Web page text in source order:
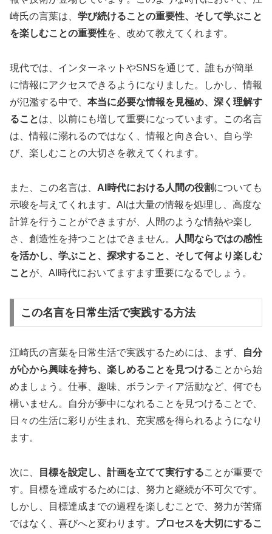
崎氏の言葉は、 学び続けることの重要性、そして学ぶこと
を楽しむことの重要性を、改めて教えてくれます。
現代では、インターネットやSNSを通じて、誰もが簡単
に情報にアクセスできるようになりました。しかし、情報
が氾濫する中で、 本当に必要な情報を見極め、深く理解す
ることは、以前にも増して重要になっています。この名言
は、情報に溺れるのではなく、情報と向き合い、自ら学
び、楽しむことの大切さを教えてくれます。
また、この名言は、 AI時代における人間の役割についても
示唆を与えてくれます。AIは大量の情報を処理し、高度な
計算を行うことができますが、人間のような情熱や楽し
さ、創造性を持つことはできません。
人間ならではの感性
を活かし、学ぶこと、探求すること、そして何より楽しむ
ことが、AI時代においてますます重要になるでしょう。
この名言を日常生活で実践する方法
江崎氏の言葉を日常生活で実践するためには、まず、
自分
が心から興味を持ち、楽しめることを見つけることから始
めましょう。仕事、趣味、ボランティア活動など、何でも
構いません。自分が夢中になれることを見つけることで、
日々の生活に彩りが生まれ、充実感を得られるようになり
ます。
次に、 目標を設定し、計画を立てて実行することが重要で
す。目標を達成するためには、努力と継続が不可欠です。
しかし、目標達成までの過程を楽しむことで、努力が苦痛
ではなく、喜びへと変わります。 プロセスを大切にするこ